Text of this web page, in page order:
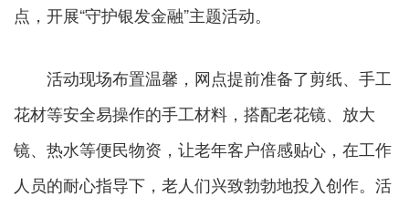
点，开展“守护银发金融”主题活动。
活动现场布置温馨，网点提前准备了剪纸、手工
花材等安全易操作的手工材料，搭配老花镜、放大
镜、热水等便民物资，让老年客户倍感贴心，在工作
人员的耐心指导下，老人们兴致勃勃地投入创作。活